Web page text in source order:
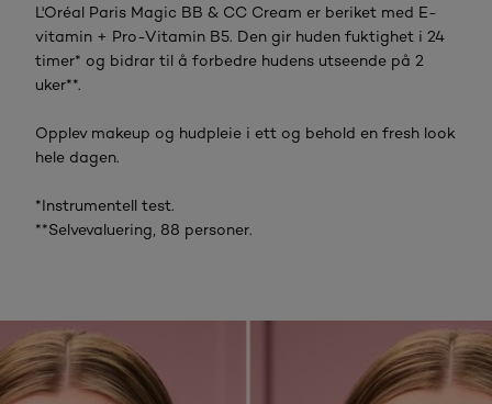
L'Oréal Paris Magic BB & CC Cream er beriket med E-
vitamin + Pro-Vitamin B5. Den gir huden fuktighet i 24
timer* og bidrar til å forbedre hudens utseende på 2
uker**.
Opplev makeup og hudpleie i ett og behold en fresh look
hele dagen.
*Instrumentell test.
**Selvevaluering, 88 personer.